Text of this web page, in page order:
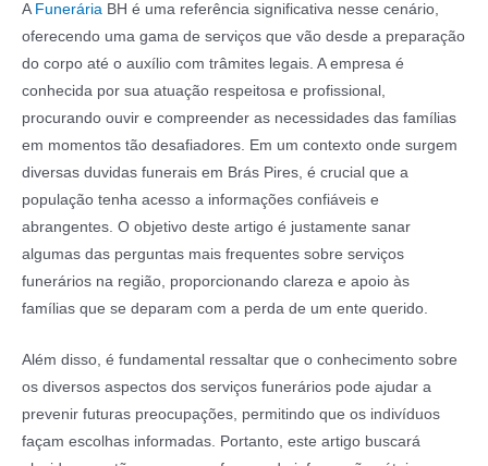
A Funerária BH é uma referência significativa nesse cenário,
oferecendo uma gama de serviços que vão desde a preparação
do corpo até o auxílio com trâmites legais. A empresa é
conhecida por sua atuação respeitosa e profissional,
procurando ouvir e compreender as necessidades das famílias
em momentos tão desafiadores. Em um contexto onde surgem
diversas duvidas funerais em Brás Pires, é crucial que a
população tenha acesso a informações confiáveis e
abrangentes. O objetivo deste artigo é justamente sanar
algumas das perguntas mais frequentes sobre serviços
funerários na região, proporcionando clareza e apoio às
famílias que se deparam com a perda de um ente querido.
Além disso, é fundamental ressaltar que o conhecimento sobre
os diversos aspectos dos serviços funerários pode ajudar a
prevenir futuras preocupações, permitindo que os indivíduos
façam escolhas informadas. Portanto, este artigo buscará